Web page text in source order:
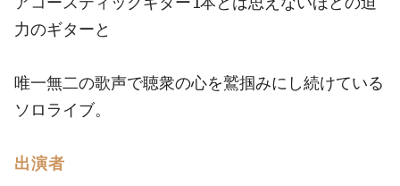
力のギターと
唯一無二の歌声で聴衆の心を鷲掴みにし続けている
ソロライブ。
出演者